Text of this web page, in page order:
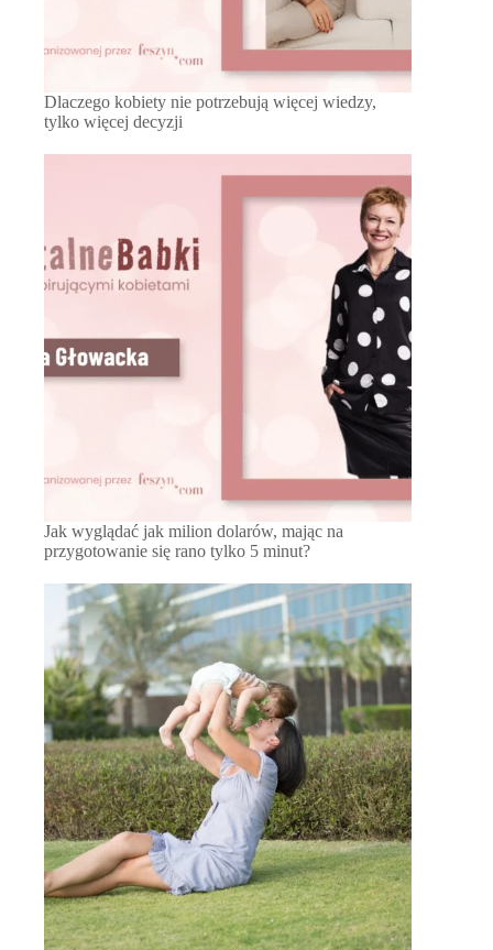
Dlaczego kobiety nie potrzebują więcej wiedzy,
tylko więcej decyzji
Jak wyglądać jak milion dolarów, mając na
przygotowanie się rano tylko 5 minut?